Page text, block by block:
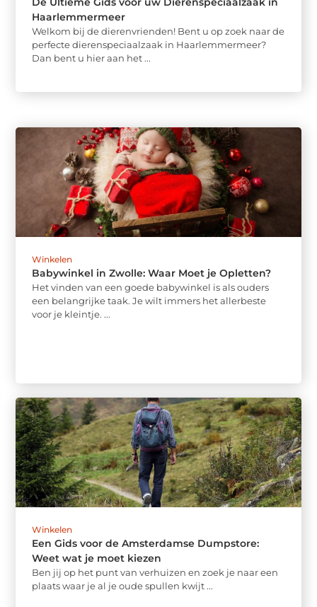
Haarlemmermeer
Welkom bij de dierenvrienden! Bent u op zoek naar de
perfecte dierenspeciaalzaak in Haarlemmermeer?
Dan bent u hier aan het ...
Winkelen
Babywinkel in Zwolle: Waar Moet je Opletten?
Het vinden van een goede babywinkel is als ouders
een belangrijke taak. Je wilt immers het allerbeste
voor je kleintje. ...
Winkelen
Een Gids voor de Amsterdamse Dumpstore:
Weet wat je moet kiezen
Ben jij op het punt van verhuizen en zoek je naar een
plaats waar je al je oude spullen kwijt ...